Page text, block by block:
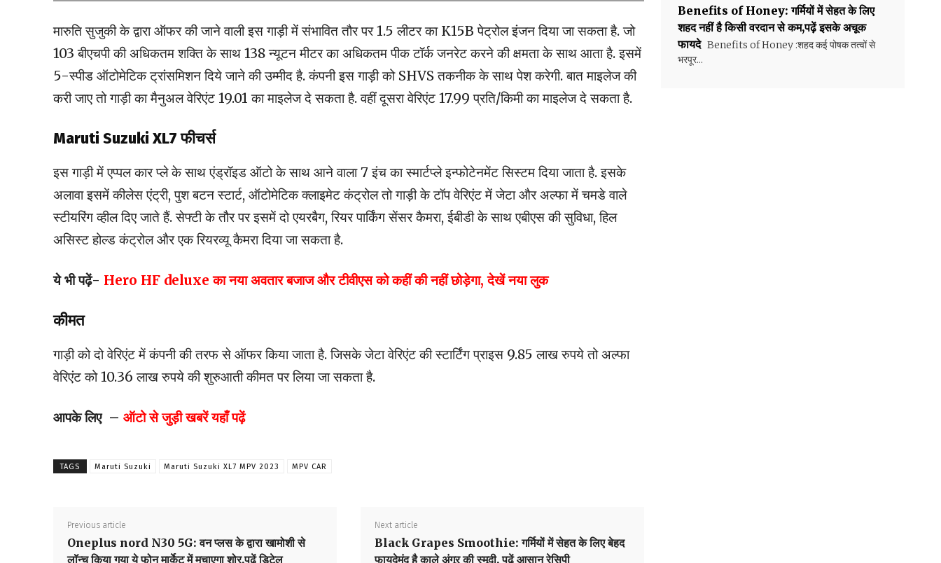
मारुति सुजुकी के द्वारा ऑफर की जाने वाली इस गाड़ी में संभावित तौर पर 1.5 लीटर का K15B पेट्रोल इंजन दिया जा सकता है. जो
103 बीएचपी की अधिकतम शक्ति के साथ 138 न्यूटन मीटर का अधिकतम पीक टॉर्क जनरेट करने की क्षमता के साथ आता है. इसमें
5-स्पीड ऑटोमेटिक ट्रांसमिशन दिये जाने की उम्मीद है. कंपनी इस गाड़ी को SHVS तकनीक के साथ पेश करेगी. बात माइलेज की
करी जाए तो गाड़ी का मैनुअल वेरिएंट 19.01 का माइलेज दे सकता है. वहीं दूसरा वेरिएंट 17.99 प्रति/किमी का माइलेज दे सकता है.
Maruti Suzuki XL7 फीचर्स
इस गाड़ी में एप्पल कार प्ले के साथ एंड्रॉइड ऑटो के साथ आने वाला 7 इंच का स्मार्टप्ले इन्फोटेनमेंट सिस्टम दिया जाता है. इसके
अलावा इसमें कीलेस एंट्री, पुश बटन स्टार्ट, ऑटोमेटिक क्लाइमेट कंट्रोल तो गाड़ी के टॉप वेरिएंट में जेटा और अल्फा में चमडे वाले
स्टीयरिंग व्हील दिए जाते हैं. सेफ्टी के तौर पर इसमें दो एयरबैग, रियर पार्किंग सेंसर कैमरा, ईबीडी के साथ एबीएस की सुविधा, हिल
असिस्ट होल्ड कंट्रोल और एक रियरव्यू कैमरा दिया जा सकता है.
ये भी पढ़ें- Hero HF deluxe का नया अवतार बजाज और टीवीएस को कहीं की नहीं छोड़ेगा, देखें नया लुक
कीमत
गाड़ी को दो वेरिएंट में कंपनी की तरफ से ऑफर किया जाता है. जिसके जेटा वेरिएंट की स्टार्टिंग प्राइस 9.85 लाख रुपये तो अल्फा
वेरिएंट को 10.36 लाख रुपये की शुरुआती कीमत पर लिया जा सकता है.
आपके लिए – ऑटो से जुड़ी खबरें यहाँ पढ़ें
TAGS Maruti Suzuki Maruti Suzuki XL7 MPV 2023 MPV CAR
Previous article
Oneplus nord N30 5G: वन प्लस के द्वारा खामोशी से
लॉन्च किया गया ये फोन मार्केट में मचाएगा शोर,पढ़ें डिटेल
Next article
Black Grapes Smoothie: गर्मियों में सेहत के लिए बेहद
फायदेमंद है काले अंगूर की स्मूदी, पढ़ें आसान रेसिपी
Benefits of Honey: गर्मियों में सेहत के लिए
शहद नहीं है किसी वरदान से कम,पढ़ें इसके अचूक
फायदे Benefits of Honey :शहद कई पोषक तत्वों से
भरपूर...